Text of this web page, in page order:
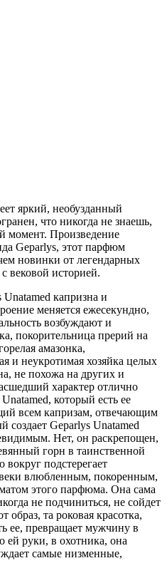
яркий, необузданный
что никогда не знаешь,
момент. Произведение
Geparlys, этот парфюм
новинки от легендарных
вековой историей.
капризна и
меняется ежесекундно,
возбуждают и
покорительница прерий на
амазонка,
и неукротимая хозяйка целых
не похожа на других и
характер отлично
который есть ее
всем капризам, отвечающим
создает Geparlys Unatamed
Нет, он раскрепощен,
горн в таинственной
вокруг подстерегает
влюбленным, покоренным,
этого парфюма. Она сама
не подчиниться, не сойдет
образ, та роковая красотка,
ее, превращает мужчину в
ей руки, в охотника, она
самые низменные,